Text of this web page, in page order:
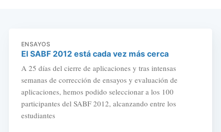
ENSAYOS
El SABF 2012 está cada vez más cerca
A 25 días del cierre de aplicaciones y tras intensas
semanas de corrección de ensayos y evaluación de
aplicaciones, hemos podido seleccionar a los 100
participantes del SABF 2012, alcanzando entre los
estudiantes